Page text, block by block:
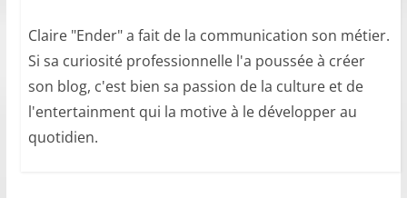
Claire "Ender" a fait de la communication son métier.
Si sa curiosité professionnelle l'a poussée à créer
son blog, c'est bien sa passion de la culture et de
l'entertainment qui la motive à le développer au
quotidien.